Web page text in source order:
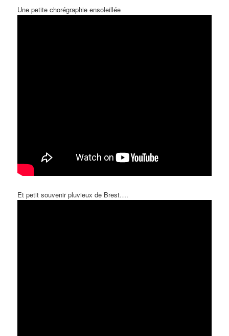
Une petite chorégraphie ensoleillée
Et petit souvenir pluvieux de Brest….